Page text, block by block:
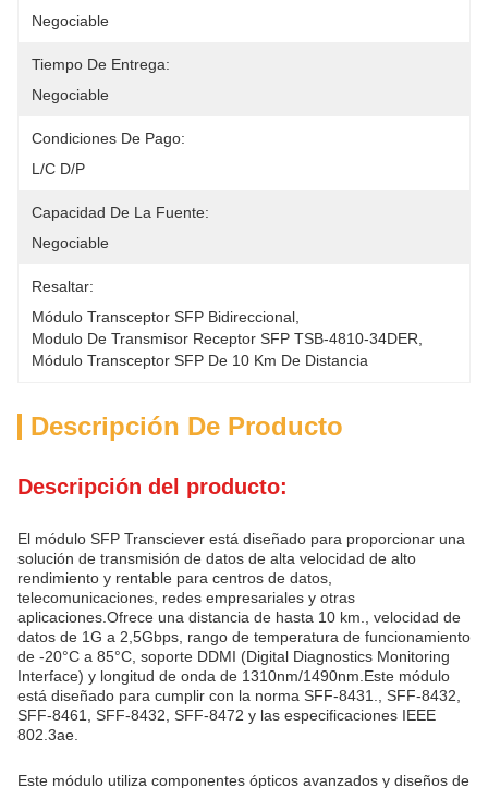
Negociable
Tiempo De Entrega:
Negociable
Condiciones De Pago:
L/C D/P
Capacidad De La Fuente:
Negociable
Resaltar:
Módulo Transceptor SFP Bidireccional
Modulo De Transmisor Receptor SFP TSB-4810-34DER
Módulo Transceptor SFP De 10 Km De Distancia
Descripción De Producto
Descripción del producto:
El módulo SFP Transciever está diseñado para proporcionar una
solución de transmisión de datos de alta velocidad de alto
rendimiento y rentable para centros de datos,
telecomunicaciones, redes empresariales y otras
aplicaciones.Ofrece una distancia de hasta 10 km., velocidad de
datos de 1G a 2,5Gbps, rango de temperatura de funcionamiento
de -20°C a 85°C, soporte DDMI (Digital Diagnostics Monitoring
Interface) y longitud de onda de 1310nm/1490nm.Este módulo
está diseñado para cumplir con la norma SFF-8431., SFF-8432,
SFF-8461, SFF-8432, SFF-8472 y las especificaciones IEEE
802.3ae.
Este módulo utiliza componentes ópticos avanzados y diseños de